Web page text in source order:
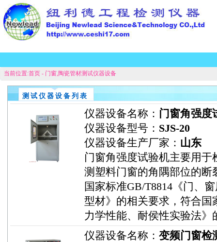
当前位置:首页 - 门窗,陶瓷管材测试仪器设备
测试仪器设备列表
仪器设备名称： 门窗角强度
仪器设备型号： SJS-20
仪器设备生产厂家： 山东
门窗角强度试验机主要用
测塑料门窗的角隅部位的断
国家标准GB/T8814《门、
型材》的相关要求， 符合国
力学性能、耐侯性实验法》
仪器设备名称： 变频门窗检